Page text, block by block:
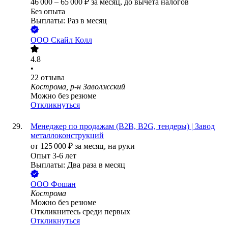
46 000 – 65 000 ₽ за месяц, до вычета налогов
Без опыта
Выплаты: Раз в месяц
ООО Скайл Колл
4.8
•
22 отзыва
Кострома, р-н Заволжский
Можно без резюме
Откликнуться
Менеджер по продажам (B2B, B2G, тендеры) | Завод
металлоконструкций
от 125 000 ₽ за месяц, на руки
Опыт 3-6 лет
Выплаты: Два раза в месяц
ООО Фошан
Кострома
Можно без резюме
Откликнитесь среди первых
Откликнуться